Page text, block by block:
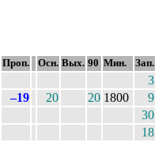
Проп. Осн. Вых. 90 Мин. Зап.
3
–19 20 20 1800 9
30
18